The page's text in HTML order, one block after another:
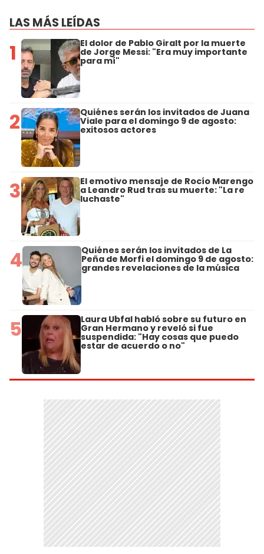
LAS MÁS LEÍDAS
1 El dolor de Pablo Giralt por la muerte
de Jorge Messi: "Era muy importante
para mí"
2 Quiénes serán los invitados de Juana
Viale para el domingo 9 de agosto:
exitosos actores
3 El emotivo mensaje de Rocío Marengo
a Leandro Rud tras su muerte: "La re
luchaste"
4 Quiénes serán los invitados de La
Peña de Morfi el domingo 9 de agosto:
grandes revelaciones de la música
5 Laura Ubfal habló sobre su futuro en
Gran Hermano y reveló si fue
suspendida: "Hay cosas que puedo
estar de acuerdo o no"